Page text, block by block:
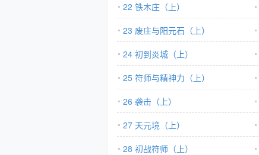
22 铁木庄（上）
23 废庄与阳元石（上）
24 初到炎城（上）
25 符师与精神力（上）
26 袭击（上）
27 天元境（上）
28 初战符师（上）